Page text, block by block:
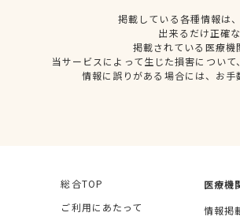
掲載している各種情報は
出来るだけ正確
掲載されている医療
当サービスによって生じた損害につい
情報に誤りがある場合には、お
総合TOP
ご利用にあたって
医療機
情報掲